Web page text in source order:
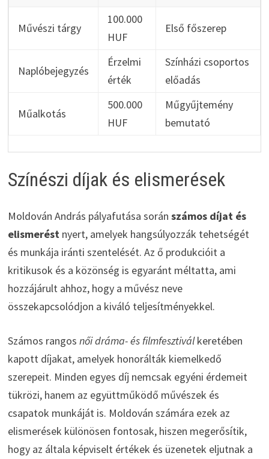
Művészi tárgy
100.000
HUF
Első főszerep
Naplóbejegyzés
Érzelmi
érték
Színházi csoportos
előadás
Műalkotás
500.000
HUF
Műgyűjtemény
bemutató
Színészi díjak és elismerések
Moldován András pályafutása során számos díjat és
elismeréstnyert, amelyek hangsúlyozzák tehetségét
és munkája iránti szentelését. Az ő produkcióit a
kritikusok és a közönség is egyaránt méltatta, ami
hozzájárult ahhoz, hogy a művész neve
összekapcsolódjon a kiváló teljesítményekkel.
Számos rangos női dráma- és filmfesztiválkeretében
kapott díjakat, amelyek honorálták kiemelkedő
szerepeit. Minden egyes díj nemcsak egyéni érdemeit
tükrözi, hanem az együttműködő művészek és
csapatok munkáját is. Moldován számára ezek az
elismerések különösen fontosak, hiszen megerősítik,
hogy az általa képviselt értékek és üzenetek eljutnak a